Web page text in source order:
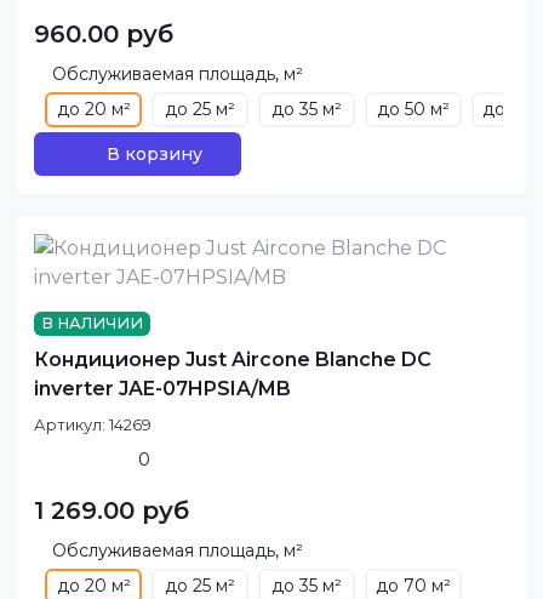
960.00 руб
Обслуживаемая площадь, м²
до 20 м²
до 25 м² до 35 м² до 50 м² до 70
В корзину
В НАЛИЧИИ
Кондиционер Just Aircone Blanche DC
inverter JAE-07HPSIA/MB
Артикул: 14269
0
1 269.00 руб
Обслуживаемая площадь, м²
до 20 м²
до 25 м² до 35 м² до 70 м²